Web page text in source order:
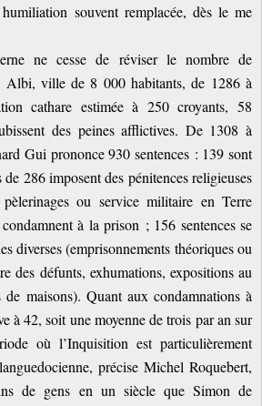
souvent remplacée, dès le me
ne cesse de réviser le nombre de
Albi, ville de 8 000 habitants, de 1286 à
cathare estimée à 250 croyants, 58
des peines afflictives. De 1308 à
Gui prononce 930 sentences : 139 sont
286 imposent des pénitences religieuses
ou service militaire en Terre
à la prison ; 156 sentences se
diverses (emprisonnements théoriques ou
des défunts, exhumations, expositions au
maisons). Quant aux condamnations à
à 42, soit une moyenne de trois par an sur
où l’Inquisition est particulièrement
précise Michel Roquebert,
de gens en un siècle que Simon de